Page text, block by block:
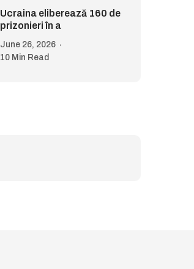
Ucraina eliberează 160 de
prizonieri în a
June 26, 2026
10 Min Read